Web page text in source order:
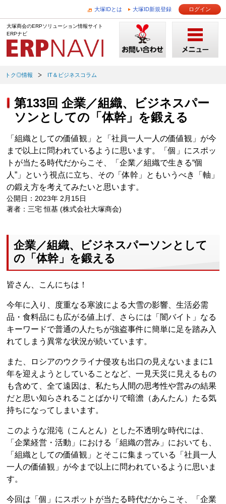
大塚IDとは 大塚ID新規登録 ログイン
大塚商会のERPソリューション情報サイト
ERPナビ
トク◎情報 IT＆ビジネスコラム
第133回 企業／組織、ビジネスパー
ソンとしての「体幹」を鍛える
「組織としての価値観」と「社員一人一人の価値観」が今
まで以上に問われているように思います。「個」にスポッ
トが当たる時代だからこそ、「企業／組織で生きる“個
人”」という視点に立ち、その「体幹」ともいうべき「軸」
の鍛え方を考えてみたいと思います。
公開日：2023年 2月15日
著者：三宅 恒基 (株式会社大塚商会)
企業／組織、ビジネスパーソンとして
の「体幹」を鍛える
皆さん、こんにちは！
今年に入り、度重なる寒波による大雪の影響、生活必需
品・食料品にも広がる値上げ、さらには「闇バイト」なる
キーワードで普通の人たちが強盗事件に簡単に足を踏み入
れてしまう異常な状況が続いています。
また、ロシアのウクライナ侵攻も出口の見えないままに1
年を迎えようとしていることなど、一見天災に見えるもの
も含めて、全て遠因は、私たち人間の思考性や営みの結果
だと思い知らされることばかりで暗澹（あんたん）たる気
持ちになってしまいます。
このような混沌（こんとん）とした不透明な時代には、
「企業経営・活動」における「組織の営み」においても、
「組織としての価値観」とそこに集まっている「社員一人
一人の価値観」が今まで以上に問われているように思いま
す。
今回は「個」にスポットが当たる時代だからこそ、「企業